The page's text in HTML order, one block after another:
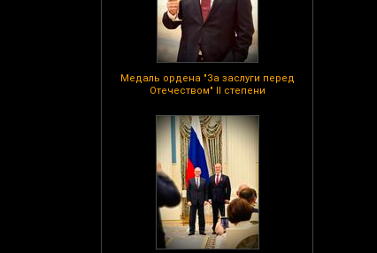
Медаль ордена "За заслуги перед
Отечеством" II степени